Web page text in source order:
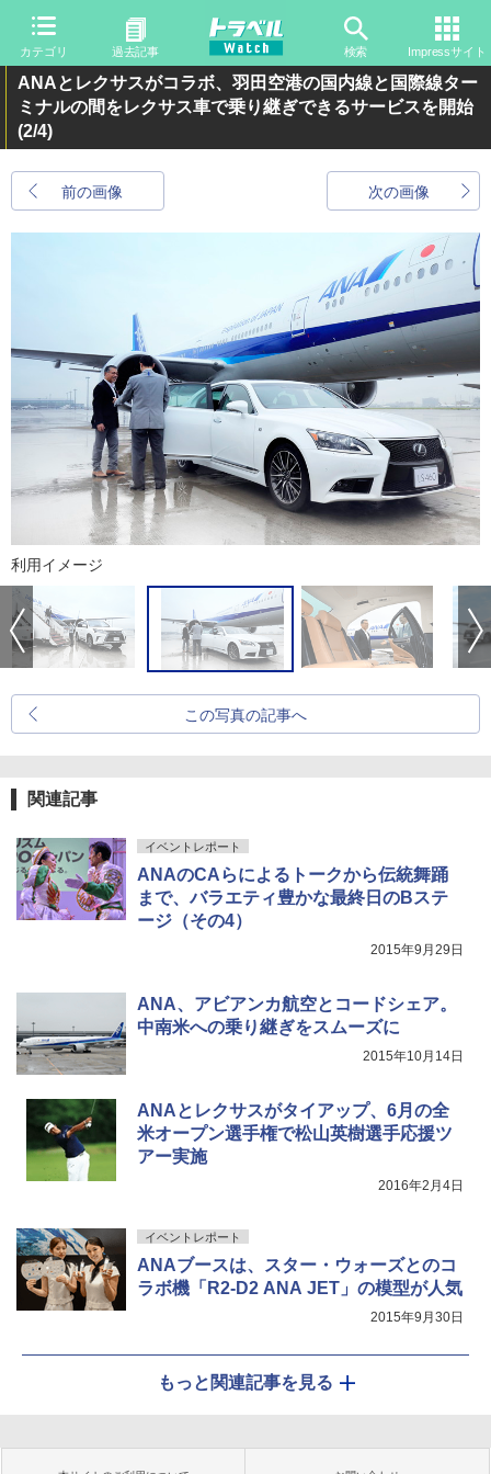
カテゴリ 過去記事 検索 Impressサイト
ANAとレクサスがコラボ、羽田空港の国内線と国際線ター
ミナルの間をレクサス車で乗り継ぎできるサービスを開始
(2/4)
前の画像 次の画像
利用イメージ
この写真の記事へ
関連記事
イベントレポート
ANAのCAらによるトークから伝統舞踊
まで、バラエティ豊かな最終日のBステ
ージ（その4）
2015年9月29日
ANA、アビアンカ航空とコードシェア。
中南米への乗り継ぎをスムーズに
2015年10月14日
ANAとレクサスがタイアップ、6月の全
米オープン選手権で松山英樹選手応援ツ
アー実施
2016年2月4日
イベントレポート
ANAブースは、スター・ウォーズとのコ
ラボ機「R2-D2 ANA JET」の模型が人気
2015年9月30日
もっと関連記事を見る